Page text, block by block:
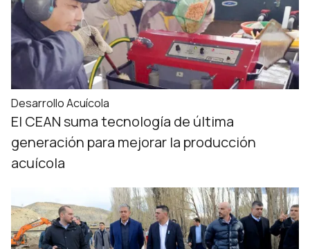
Desarrollo Acuícola
El CEAN suma tecnología de última
generación para mejorar la producción
acuícola